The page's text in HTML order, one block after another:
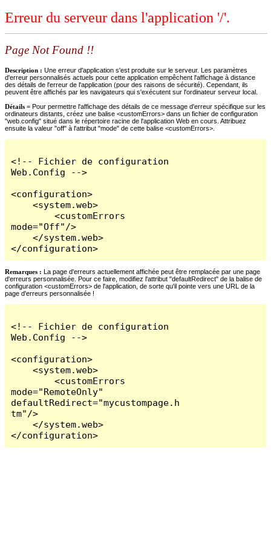
Erreur du serveur dans l'application '/'.
Page Not Found !!
Description : Une erreur d'application s'est produite sur le serveur. Les paramètres
d'erreur personnalisés actuels pour cette application empêchent l'affichage à distance
des détails de l'erreur de l'application (pour des raisons de sécurité). Cependant, ils
peuvent être affichés par les navigateurs qui s'exécutent sur l'ordinateur serveur local.
Détails = Pour permettre l'affichage des détails de ce message d'erreur spécifique sur les
ordinateurs distants, créez une balise <customErrors> dans un fichier de configuration
"web.config" situé dans le répertoire racine de l'application Web en cours. Attribuez
ensuite la valeur "off" à l'attribut "mode" de cette balise <customErrors>.
<!-- Fichier de configuration
Web.Config -->
<configuration>
    <system.web>
        <customErrors
mode="Off"/>
    </system.web>
</configuration>
Remarques : La page d'erreurs actuellement affichée peut être remplacée par une page
d'erreurs personnalisée. Pour ce faire, modifiez l'attribut "defaultRedirect" de la balise de
configuration <customErrors> de l'application, de sorte qu'il pointe vers une URL de la
page d'erreurs personnalisée !
<!-- Fichier de configuration
Web.Config -->
<configuration>
    <system.web>
        <customErrors
mode="RemoteOnly"
defaultRedirect="mycustompage.h
tm"/>
    </system.web>
</configuration>